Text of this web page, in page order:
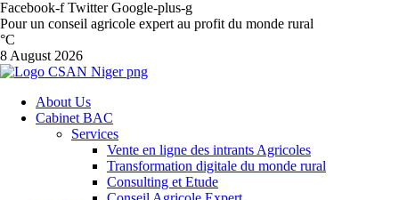
Facebook-f Twitter Google-plus-g
Pour un conseil agricole expert au profit du monde rural
°C
8 August 2026
About Us
Cabinet BAC
Services
Vente en ligne des intrants Agricoles
Transformation digitale du monde rural
Consulting et Etude